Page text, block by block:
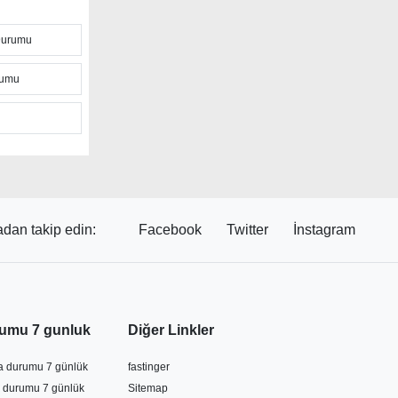
arayla
de
ile
yaklaşan
takip edin: Facebook Twitter İnstagram
7 gunluk
durumu 7 günlük
7 günlük
Diğer Linkler
fastinger
Sitemap